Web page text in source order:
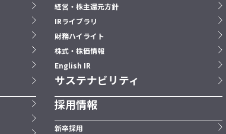
経営・株主還元方針
IRライブラリ
財務ハイライト
株式・株価情報
English IR
サステナビリティ
採用情報
新卒採用